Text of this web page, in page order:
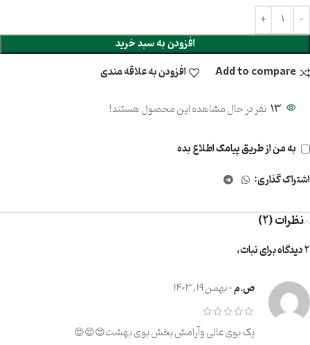
افزودن به سبد خرید
Add to compare
افزودن به علاقه مندی
13 نفر در حال مشاهده این محصول هستند!
به من از طریق پیامک اطلاع بده
اشتراک گذاری:
نظرات (2)
2 دیدگاه برای
نبات،
ص.م–بهمن 19, 1403
یک بوی عالی وآرامش بخش بوی بهشت😍😍😍